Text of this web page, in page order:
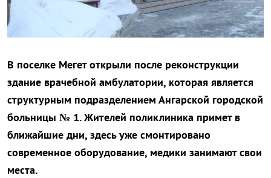
В поселке Мегет открыли после реконструкции
здание врачебной амбулатории, которая является
структурным подразделением Ангарской городской
больницы № 1. Жителей поликлиника примет в
ближайшие дни, здесь уже смонтировано
современное оборудование, медики занимают свои
места.